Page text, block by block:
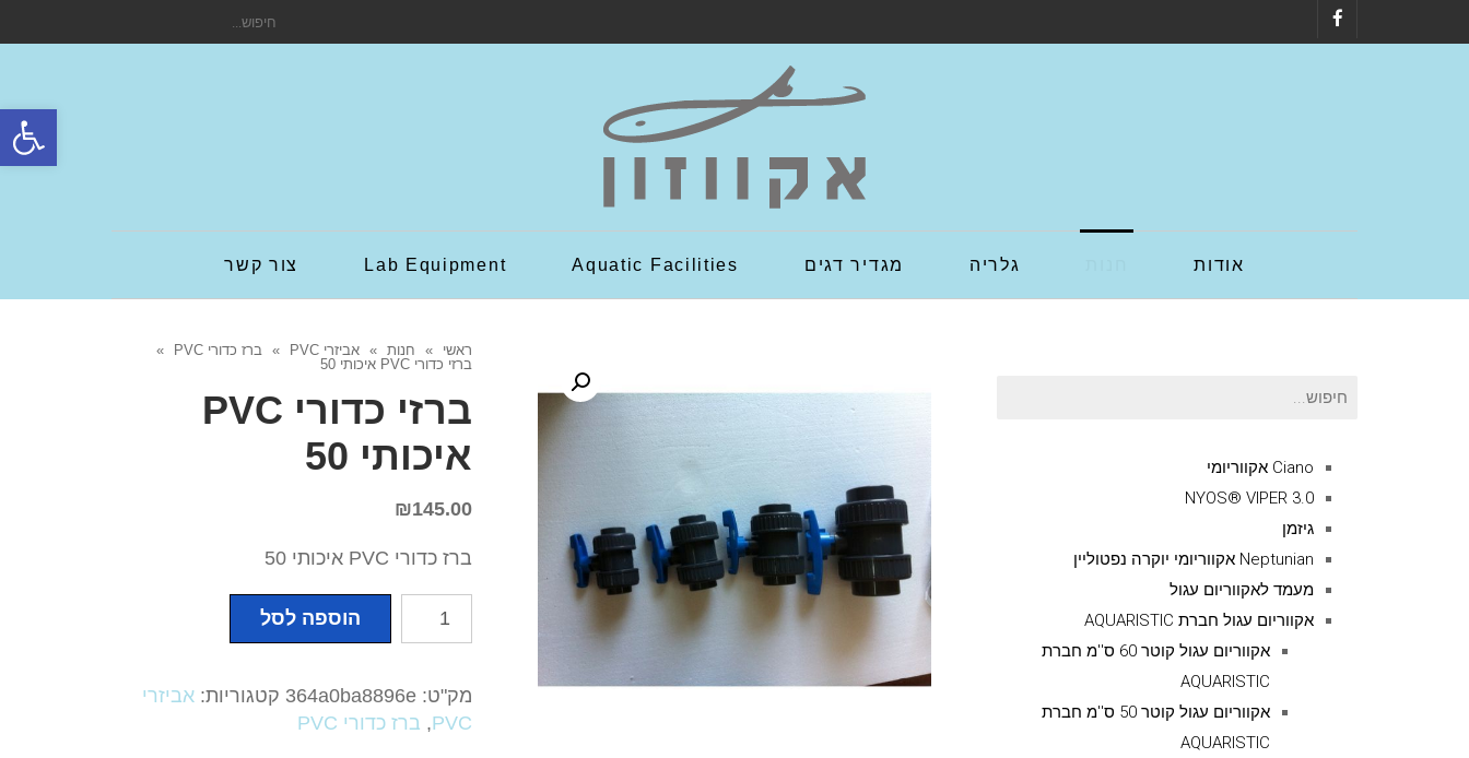
פתח
חיפוש
אודות גלריה מגדיר דגים Aquatic Facilities
Lab Equipment צור קשר
ראשי » חנות » אביזרי PVC » ברז כדורי PVC
»
ברזי כדורי PVC איכותי 50
ברזי כדורי PVC
איכותי 50
₪145.00
ברז כדורי PVC איכותי 50
כמות
כדורי
PVC
הוספה לסל
מק"ט: 364a0ba8896e קטגוריות: אביזרי
PVC
, ברז כדורי PVC
חיפוש
Ciano אקווריומי
NYOS® VIPER 3.0
גיזמן
Neptunian אקווריומי יוקרה נפטוליין
מעמד לאקווריום עגול
אקווריום עגול חברת AQUARISTIC
אקווריום עגול קוטר 60 ס''מ חברת
AQUARISTIC
אקווריום עגול קוטר 50 ס''מ חברת
AQUARISTIC